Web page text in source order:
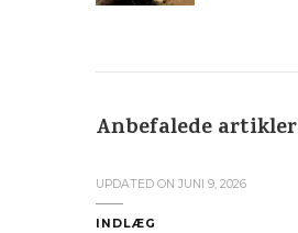
Anbefalede artikler
UPDATED ON JUNI 9, 2026
INDLÆG